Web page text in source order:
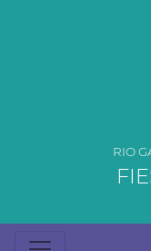
RIO